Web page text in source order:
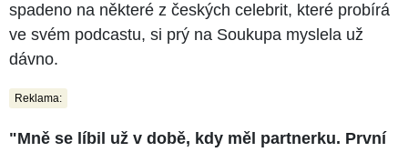
spadeno na některé z českých celebrit, které probírá
ve svém podcastu, si prý na Soukupa myslela už
dávno.
Reklama:
"Mně se líbil už v době, kdy měl partnerku. První